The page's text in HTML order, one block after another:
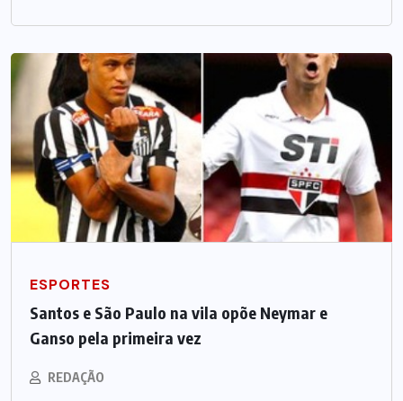
ESPORTES
Santos e São Paulo na vila opõe Neymar e
Ganso pela primeira vez
REDAÇÃO